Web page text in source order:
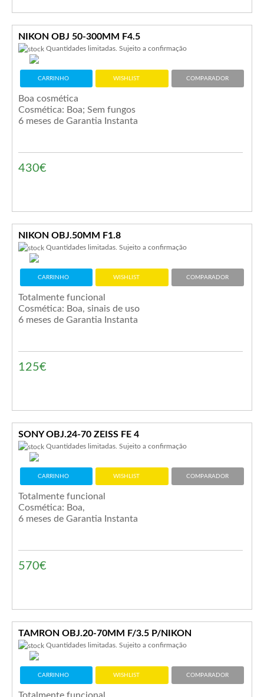
NIKON OBJ 50-300MM F4.5
Quantidades limitadas. Sujeito a confirmação
CARRINHO WISHLIST COMPARADOR
Boa cosmética
Cosmética: Boa; Sem fungos
6 meses de Garantia Instanta
430€
NIKON OBJ.50MM F1.8
Quantidades limitadas. Sujeito a confirmação
CARRINHO WISHLIST COMPARADOR
Totalmente funcional
Cosmética: Boa, sinais de uso
6 meses de Garantia Instanta
125€
SONY OBJ.24-70 ZEISS FE 4
Quantidades limitadas. Sujeito a confirmação
CARRINHO WISHLIST COMPARADOR
Totalmente funcional
Cosmética: Boa,
6 meses de Garantia Instanta
570€
TAMRON OBJ.20-70MM F/3.5 P/NIKON
Quantidades limitadas. Sujeito a confirmação
CARRINHO WISHLIST COMPARADOR